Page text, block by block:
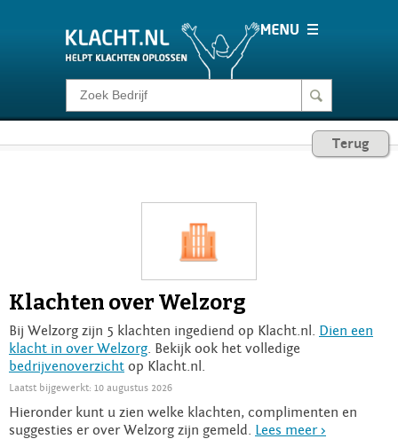
Klacht melden
Login
Terug
Klachten over Welzorg
Bij Welzorg zijn 5 klachten ingediend op Klacht.nl. Dien een
klacht in over Welzorg . Bekijk ook het volledige
bedrijvenoverzicht op Klacht.nl.
Laatst bijgewerkt: 10 augustus 2026
Hieronder kunt u zien welke klachten, complimenten en
suggesties er over Welzorg zijn gemeld. Lees meer >